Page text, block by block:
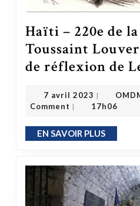
Haïti – 220e de
Toussaint
de réflexion de
7 avril 2023 7 avril 2023
|
Comment | 17h06
EN SAVOIR PLUSEN SAVOIR PLUS